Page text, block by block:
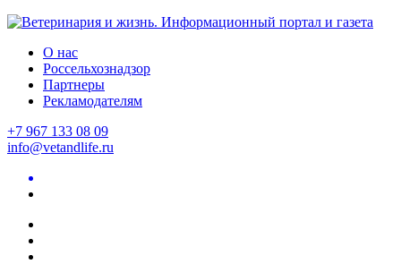
О нас
Россельхознадзор
Партнеры
Рекламодателям
+7 967 133 08 09
info@vetandlife.ru